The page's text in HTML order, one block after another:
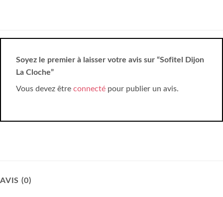
Soyez le premier à laisser votre avis sur “Sofitel Dijon
La Cloche”
Vous devez être connecté pour publier un avis.
AVIS (0)